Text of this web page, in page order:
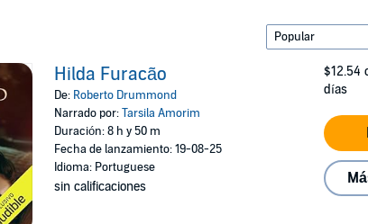
Hilda Furacão
De: Roberto Drummond
Narrado por:Tarsila Amorim
Duración: 8 h y 50 m
Fecha de lanzamiento: 19-08-25
Idioma: Portuguese
sin calificaciones
$12.54
días